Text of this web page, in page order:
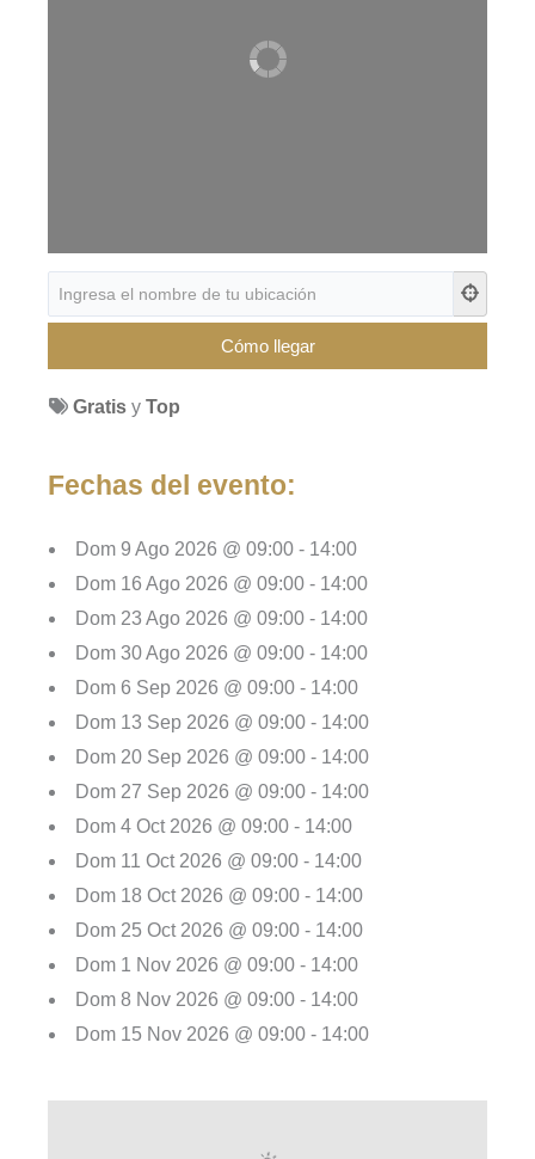
Gratisy Top
Fechas del evento:
Dom 9 Ago 2026 @ 09:00 - 14:00
Dom 16 Ago 2026 @ 09:00 - 14:00
Dom 23 Ago 2026 @ 09:00 - 14:00
Dom 30 Ago 2026 @ 09:00 - 14:00
Dom 6 Sep 2026 @ 09:00 - 14:00
Dom 13 Sep 2026 @ 09:00 - 14:00
Dom 20 Sep 2026 @ 09:00 - 14:00
Dom 27 Sep 2026 @ 09:00 - 14:00
Dom 4 Oct 2026 @ 09:00 - 14:00
Dom 11 Oct 2026 @ 09:00 - 14:00
Dom 18 Oct 2026 @ 09:00 - 14:00
Dom 25 Oct 2026 @ 09:00 - 14:00
Dom 1 Nov 2026 @ 09:00 - 14:00
Dom 8 Nov 2026 @ 09:00 - 14:00
Dom 15 Nov 2026 @ 09:00 - 14:00